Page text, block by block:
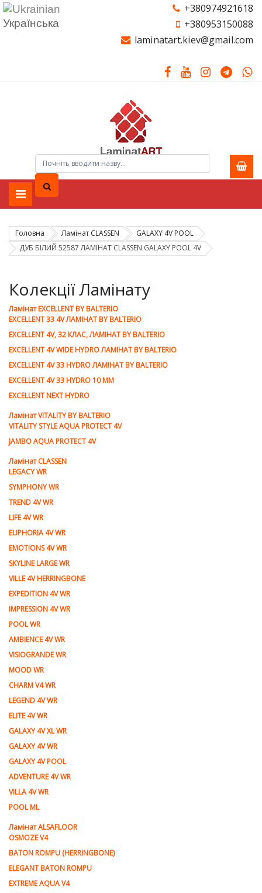
Українська
+380974921618
+380953150088
laminatart.kiev@gmail.com
Головна Ламiнат CLASSEN
GALAXY 4V POOL
ДУБ БІЛИЙ 52587 ЛАМІНАТ CLASSEN GALAXY POOL 4V
Колекції Ламінату
Ламiнат EXCELLENT BY BALTERIO
EXCELLENT 33 4V ЛАМІНАТ BY BALTERIO
EXCELLENT 4V, 32 КЛАС, ЛАМІНАТ BY BALTERIO
EXCELLENT 4V WIDE HYDRO ЛАМІНАТ BY BALTERIO
EXCELLENT 4V 33 HYDRO ЛАМІНАТ BY BALTERIO
EXCELLENT 4V 33 HYDRO 10 ММ
EXCELLENT NEXT HYDRO
Ламiнат VITALITY BY BALTERIO
VITALITY STYLE AQUA PROTECT 4V
JAMBO AQUA PROTECT 4V
Ламiнат CLASSEN
LEGACY WR
SYMPHONY WR
TREND 4V WR
LIFE 4V WR
EUPHORIA 4V WR
EMOTIONS 4V WR
SKYLINE LARGE WR
VILLE 4V HERRINGBONE
EXPEDITION 4V WR
IMPRESSION 4V WR
POOL WR
AMBIENCE 4V WR
VISIOGRANDE WR
MOOD WR
CHARM V4 WR
LEGEND 4V WR
ELITE 4V WR
GALAXY 4V XL WR
GALAXY 4V WR
GALAXY 4V POOL
ADVENTURE 4V WR
VILLA 4V WR
POOL ML
Ламiнат ALSAFLOOR
OSMOZE V4
BATON ROMPU (HERRINGBONE)
ELEGANT BATON ROMPU
EXTREME AQUA V4